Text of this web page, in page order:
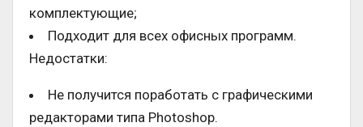
комплектующие;
Подходит для всех офисных программ.
Недостатки:
Не получится поработать с графическими
редакторами типа Photoshop.